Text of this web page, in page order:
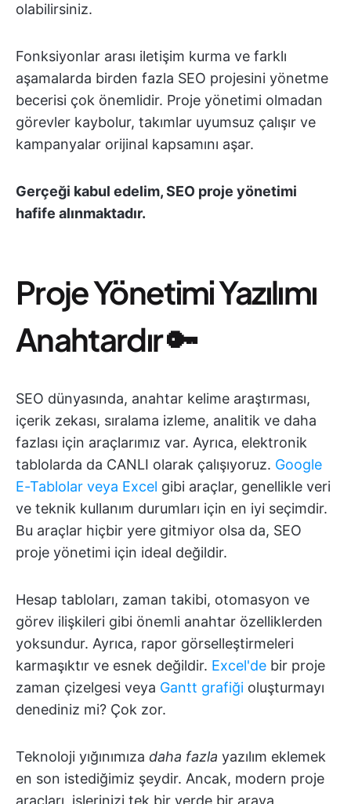
olabilirsiniz.
Fonksiyonlar arası iletişim kurma ve farklı
aşamalarda birden fazla SEO projesini yönetme
becerisi çok önemlidir. Proje yönetimi olmadan
görevler kaybolur, takımlar uyumsuz çalışır ve
kampanyalar orijinal kapsamını aşar.
Gerçeği kabul edelim, SEO proje yönetimi
hafife alınmaktadır.
Proje Yönetimi Yazılımı
Anahtardır 🔑
SEO dünyasında, anahtar kelime araştırması,
içerik zekası, sıralama izleme, analitik ve daha
fazlası için araçlarımız var. Ayrıca, elektronik
tablolarda da CANLI olarak çalışıyoruz. Google
E-Tablolar veya Excel gibi araçlar, genellikle veri
ve teknik kullanım durumları için en iyi seçimdir.
Bu araçlar hiçbir yere gitmiyor olsa da, SEO
proje yönetimi için ideal değildir.
Hesap tabloları, zaman takibi, otomasyon ve
görev ilişkileri gibi önemli anahtar özelliklerden
yoksundur. Ayrıca, rapor görselleştirmeleri
karmaşıktır ve esnek değildir. Excel'de bir proje
zaman çizelgesi veya Gantt grafiği oluşturmayı
denediniz mi? Çok zor.
Teknoloji yığınımıza daha fazla yazılım eklemek
en son istediğimiz şeydir. Ancak, modern proje
araçları, işlerinizi tek bir yerde bir araya